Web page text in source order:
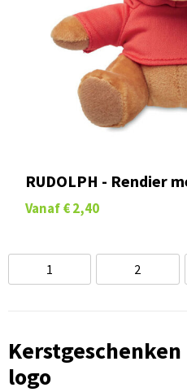
RUDOLPH - Rendier
Vanaf € 2,40
1 2
logo